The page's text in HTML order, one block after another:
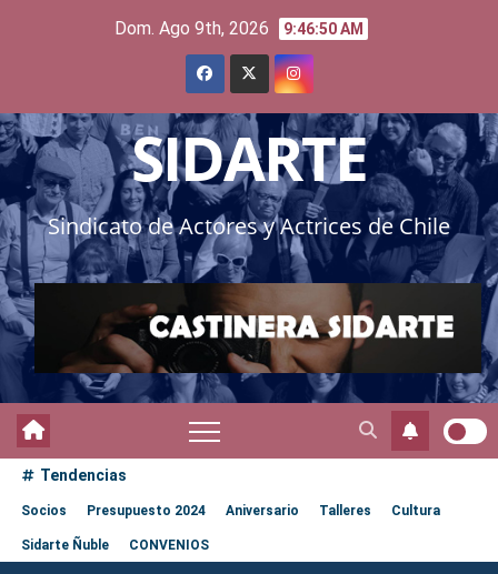
Dom. Ago 9th, 2026 9:46:52 AM
SIDARTE
Sindicato de Actores y Actrices de Chile
Tendencias
Socios Presupuesto 2024 Aniversario Talleres Cultura
Sidarte Ñuble CONVENIOS